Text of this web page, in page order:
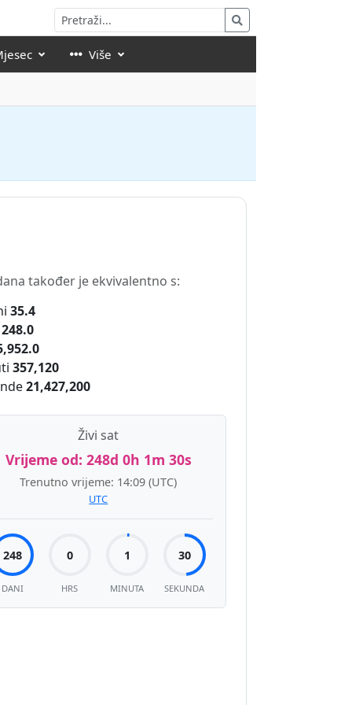
Više
također je ekvivalentno s:
35.4
248.0
357,120
21,427,200
Živi sat
Vrijeme od: 248d 0h 1m 30s
Trenutno vrijeme: 14:09 (UTC)
UTC
248
DANI
0
HRS
1
MINUTA
30
SEKUNDA